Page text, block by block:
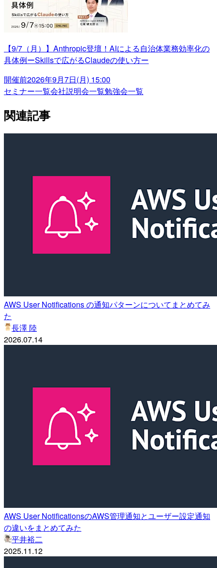
【9/7（月）】Anthropic登壇！AIによる自治体業務効率化の
具体例ーSkillsで広がるClaudeの使い方ー
開催前2026年9月7日(月) 15:00
セミナー一覧会社説明会一覧勉強会一覧
関連記事
AWS User Notifications の通知パターンについてまとめてみ
た
長澤 陸
2026.07.14
AWS User NotificationsのAWS管理通知とユーザー設定通知
の違いをまとめてみた
平井裕二
2025.11.12